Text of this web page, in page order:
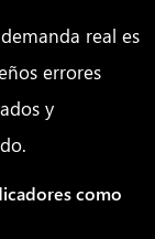
real es
errores
y
como